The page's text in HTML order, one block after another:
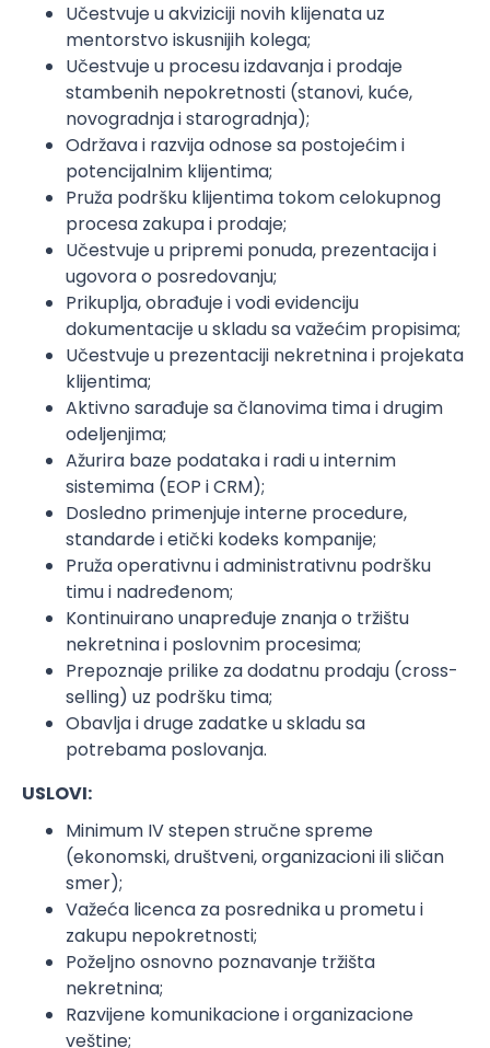
Učestvuje u akviziciji novih klijenata uz
mentorstvo iskusnijih kolega;
Učestvuje u procesu izdavanja i prodaje
stambenih nepokretnosti (stanovi, kuće,
novogradnja i starogradnja);
Održava i razvija odnose sa postojećim i
potencijalnim klijentima;
Pruža podršku klijentima tokom celokupnog
procesa zakupa i prodaje;
Učestvuje u pripremi ponuda, prezentacija i
ugovora o posredovanju;
Prikuplja, obrađuje i vodi evidenciju
dokumentacije u skladu sa važećim propisima;
Učestvuje u prezentaciji nekretnina i projekata
klijentima;
Aktivno sarađuje sa članovima tima i drugim
odeljenjima;
Ažurira baze podataka i radi u internim
sistemima (EOP i CRM);
Dosledno primenjuje interne procedure,
standarde i etički kodeks kompanije;
Pruža operativnu i administrativnu podršku
timu i nadređenom;
Kontinuirano unapređuje znanja o tržištu
nekretnina i poslovnim procesima;
Prepoznaje prilike za dodatnu prodaju (cross-
selling) uz podršku tima;
Obavlja i druge zadatke u skladu sa
potrebama poslovanja.
USLOVI:
Minimum IV stepen stručne spreme
(ekonomski, društveni, organizacioni ili sličan
smer);
Važeća licenca za posrednika u prometu i
zakupu nepokretnosti;
Poželjno osnovno poznavanje tržišta
nekretnina;
Razvijene komunikacione i organizacione
veštine;